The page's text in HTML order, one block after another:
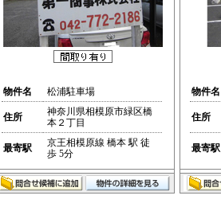
物件名 松浦駐車場
住所
神奈川県相模原市緑区橋
本２丁目
最寄駅
京王相模原線 橋本 駅 徒
歩 5分
物件名
住所
最寄駅